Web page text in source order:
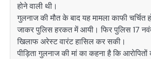
होने वाली थी।
गुलनाज की मौत के बाद यह मामला काफी चर्चित
जाकर पुलिस हरकत में आयी। फिर पुलिस 17
खिलाफ अरेस्ट वारंट हासिल कर सकी।
पीड़िता गुलनाज की मां का कहना है कि